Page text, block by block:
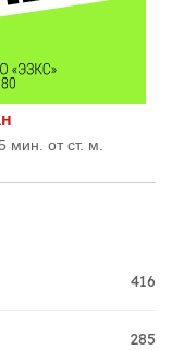
мин. от ст. м.
416
285